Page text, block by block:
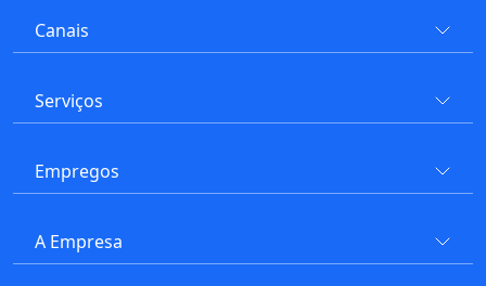
Canais
Serviços
Empregos
A Empresa